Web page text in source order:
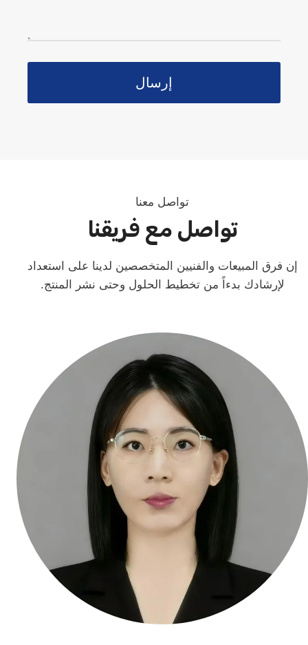
إرسال
تواصل معنا
تواصل مع فريقنا
إن فرق المبيعات والفنيين المتخصصين لدينا على استعداد
لإرشادك بدءاً من تخطيط الحلول وحتى نشر المنتج.